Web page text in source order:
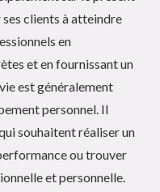
clients à atteindre
en
et en fournissant un
est généralement
personnel. Il
souhaitent réaliser un
ou trouver
et personnelle.